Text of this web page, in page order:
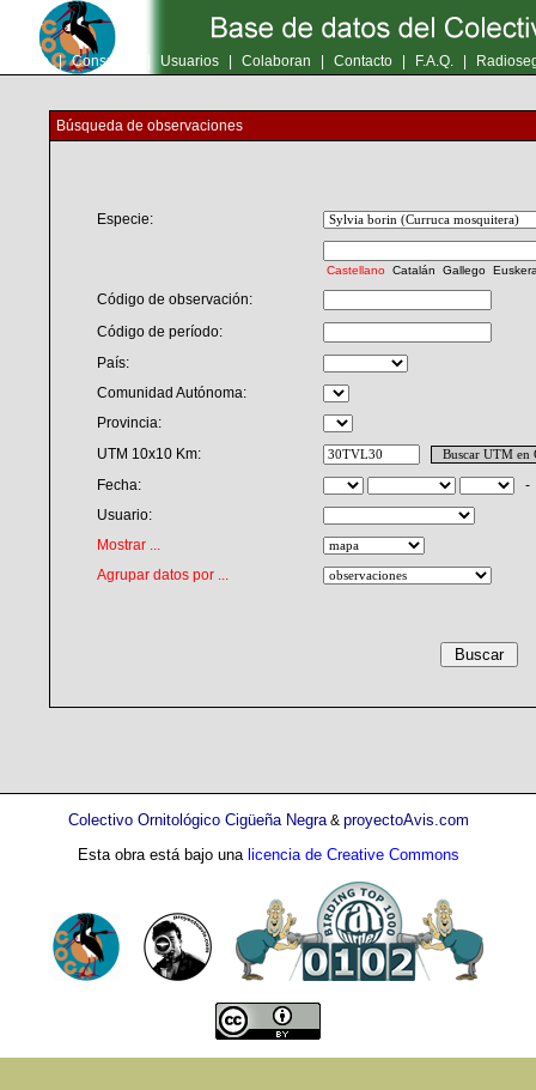
Inicio | Consultas Usuarios Colaboran Contacto F.A.Q.
Búsqueda de observaciones
Especie:
Castellano Catalán Gallego
Código de observación:
Código de período:
País:
Comunidad Autónoma:
Provincia:
UTM 10x10 Km:
Fecha:
Usuario:
Mostrar ...
Agrupar datos por ...
Colectivo Ornitológico Cigüeña Negra& proyectoAvis.com
Esta obra está bajo una licencia de Creative Commons